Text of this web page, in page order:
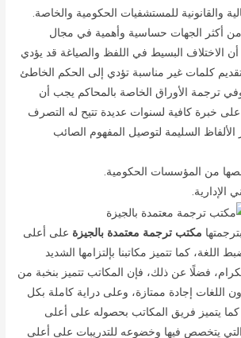
والقانونية للمستشفيات الحكومية والخاصة.
من أكثر الجهات حساسية وأهمية في مجال
الاختلاف البسيط في اللفظ والصياغة قد يؤدي
كلمات غير مناسبة تؤدي إلى الحكم الخاطئ
ترجمة الأوراق الخاصة بالمحاكم يجب أن
خبرة كافية لسنوات عديدة تتيح له التصرف
الألفاظ السليمة لتوصيل المفهوم الصائب
من المؤسسات الحكومية.
الإدارية.
مكتب ترجمة معتمدة بالجيزة على أعلى
كما تتميز مكاتبنا بإلتزامها الشديد
فضلًا عن ذلك، فإن المكاتب تتميز بنخبة من
اللغات إجادة ممتازة، وعلى دراية كاملة بكل
كما يتميز فريق المكاتب بحصوله على أعلى
يتخصص فيها وخضوعه للتدريبات على أعلى